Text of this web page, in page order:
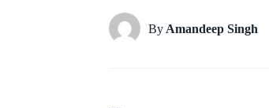
By Amandeep Singh